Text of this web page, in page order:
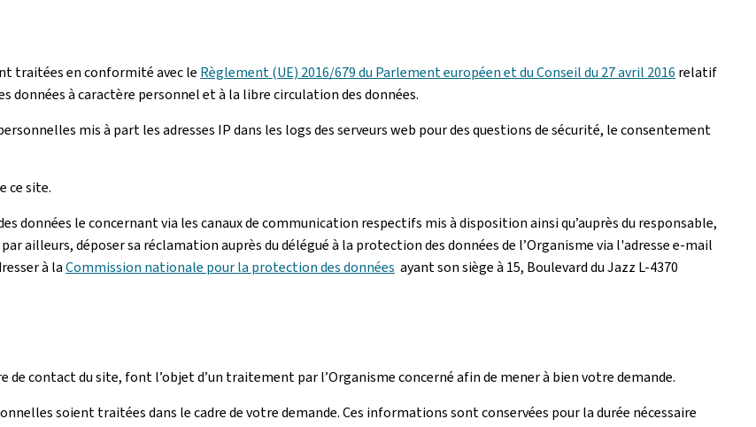
traitées en conformité avec le Règlement (UE) 2016/679 du Parlement européen et du Conseil du 27 avril 2016 relatif
à caractère personnel et à la libre circulation des données.
mis à part les adresses IP dans les logs des serveurs web pour des questions de sécurité, le consentement
ce site.
données le concernant via les canaux de communication respectifs mis à disposition ainsi qu’auprès du responsable,
ailleurs, déposer sa réclamation auprès du délégué à la protection des données de l’Organisme via l'adresse e-mail
à laCommission nationale pour la protection des données ayant son siège à 15, Boulevard du Jazz L-4370
contact du site, font l’objet d’un traitement par l’Organisme concerné afin de mener à bien votre demande.
soient traitées dans le cadre de votre demande. Ces informations sont conservées pour la durée nécessaire